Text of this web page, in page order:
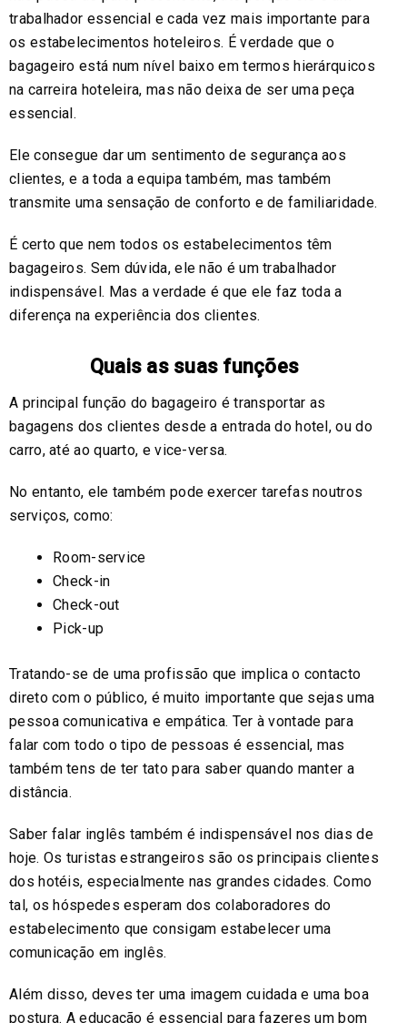
trabalhador essencial e cada vez mais importante para
os estabelecimentos hoteleiros. É verdade que o
bagageiro está num nível baixo em termos hierárquicos
na carreira hoteleira, mas não deixa de ser uma peça
essencial.
Ele consegue dar um sentimento de segurança aos
clientes, e a toda a equipa também, mas também
transmite uma sensação de conforto e de familiaridade.
É certo que nem todos os estabelecimentos têm
bagageiros. Sem dúvida, ele não é um trabalhador
indispensável. Mas a verdade é que ele faz toda a
diferença na experiência dos clientes.
Quais as suas funções
A principal função do bagageiro é transportar as
bagagens dos clientes desde a entrada do hotel, ou do
carro, até ao quarto, e vice-versa.
No entanto, ele também pode exercer tarefas noutros
serviços, como:
Room-service
Check-in
Check-out
Pick-up
Tratando-se de uma profissão que implica o contacto
direto com o público, é muito importante que sejas uma
pessoa comunicativa e empática. Ter à vontade para
falar com todo o tipo de pessoas é essencial, mas
também tens de ter tato para saber quando manter a
distância.
Saber falar inglês também é indispensável nos dias de
hoje. Os turistas estrangeiros são os principais clientes
dos hotéis, especialmente nas grandes cidades. Como
tal, os hóspedes esperam dos colaboradores do
estabelecimento que consigam estabelecer uma
comunicação em inglês.
Além disso, deves ter uma imagem cuidada e uma boa
postura. A educação é essencial para fazeres um bom